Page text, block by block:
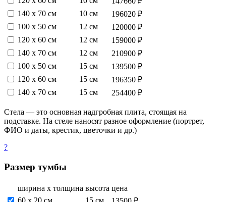
140 х 70 см
10 см
196020 ₽
100 х 50 см
12 см
120000 ₽
120 х 60 см
12 см
159000 ₽
140 х 70 см
12 см
210900 ₽
100 х 50 см
15 см
139500 ₽
120 х 60 см
15 см
196350 ₽
140 х 70 см
15 см 254400 ₽
Стела — это основная надгробная плита, стоящая на
подставке. На стеле наносят разное оформление (портрет,
ФИО и даты, крестик, цветочки и др.)
?
Размер тумбы
ширина х толщина высота цена
60 х 20 см
15 см